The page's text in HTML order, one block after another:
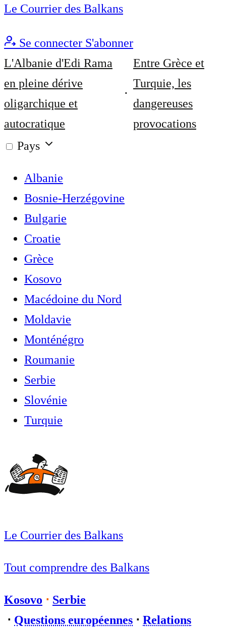
Le Courrier des Balkans
Se connecter S'abonner
L'Albanie d'Edi Rama
en pleine dérive
oligarchique et
autocratique
Entre Grèce et
Turquie, les
dangereuses
provocations
Pays
Albanie
Bosnie-Herzégovine
Bulgarie
Croatie
Grèce
Kosovo
Macédoine du Nord
Moldavie
Monténégro
Roumanie
Serbie
Slovénie
Turquie
Le Courrier des Balkans
Tout comprendre des Balkans
Kosovo ⋅ Serbie
⋅ Questions européennes ⋅ Relations